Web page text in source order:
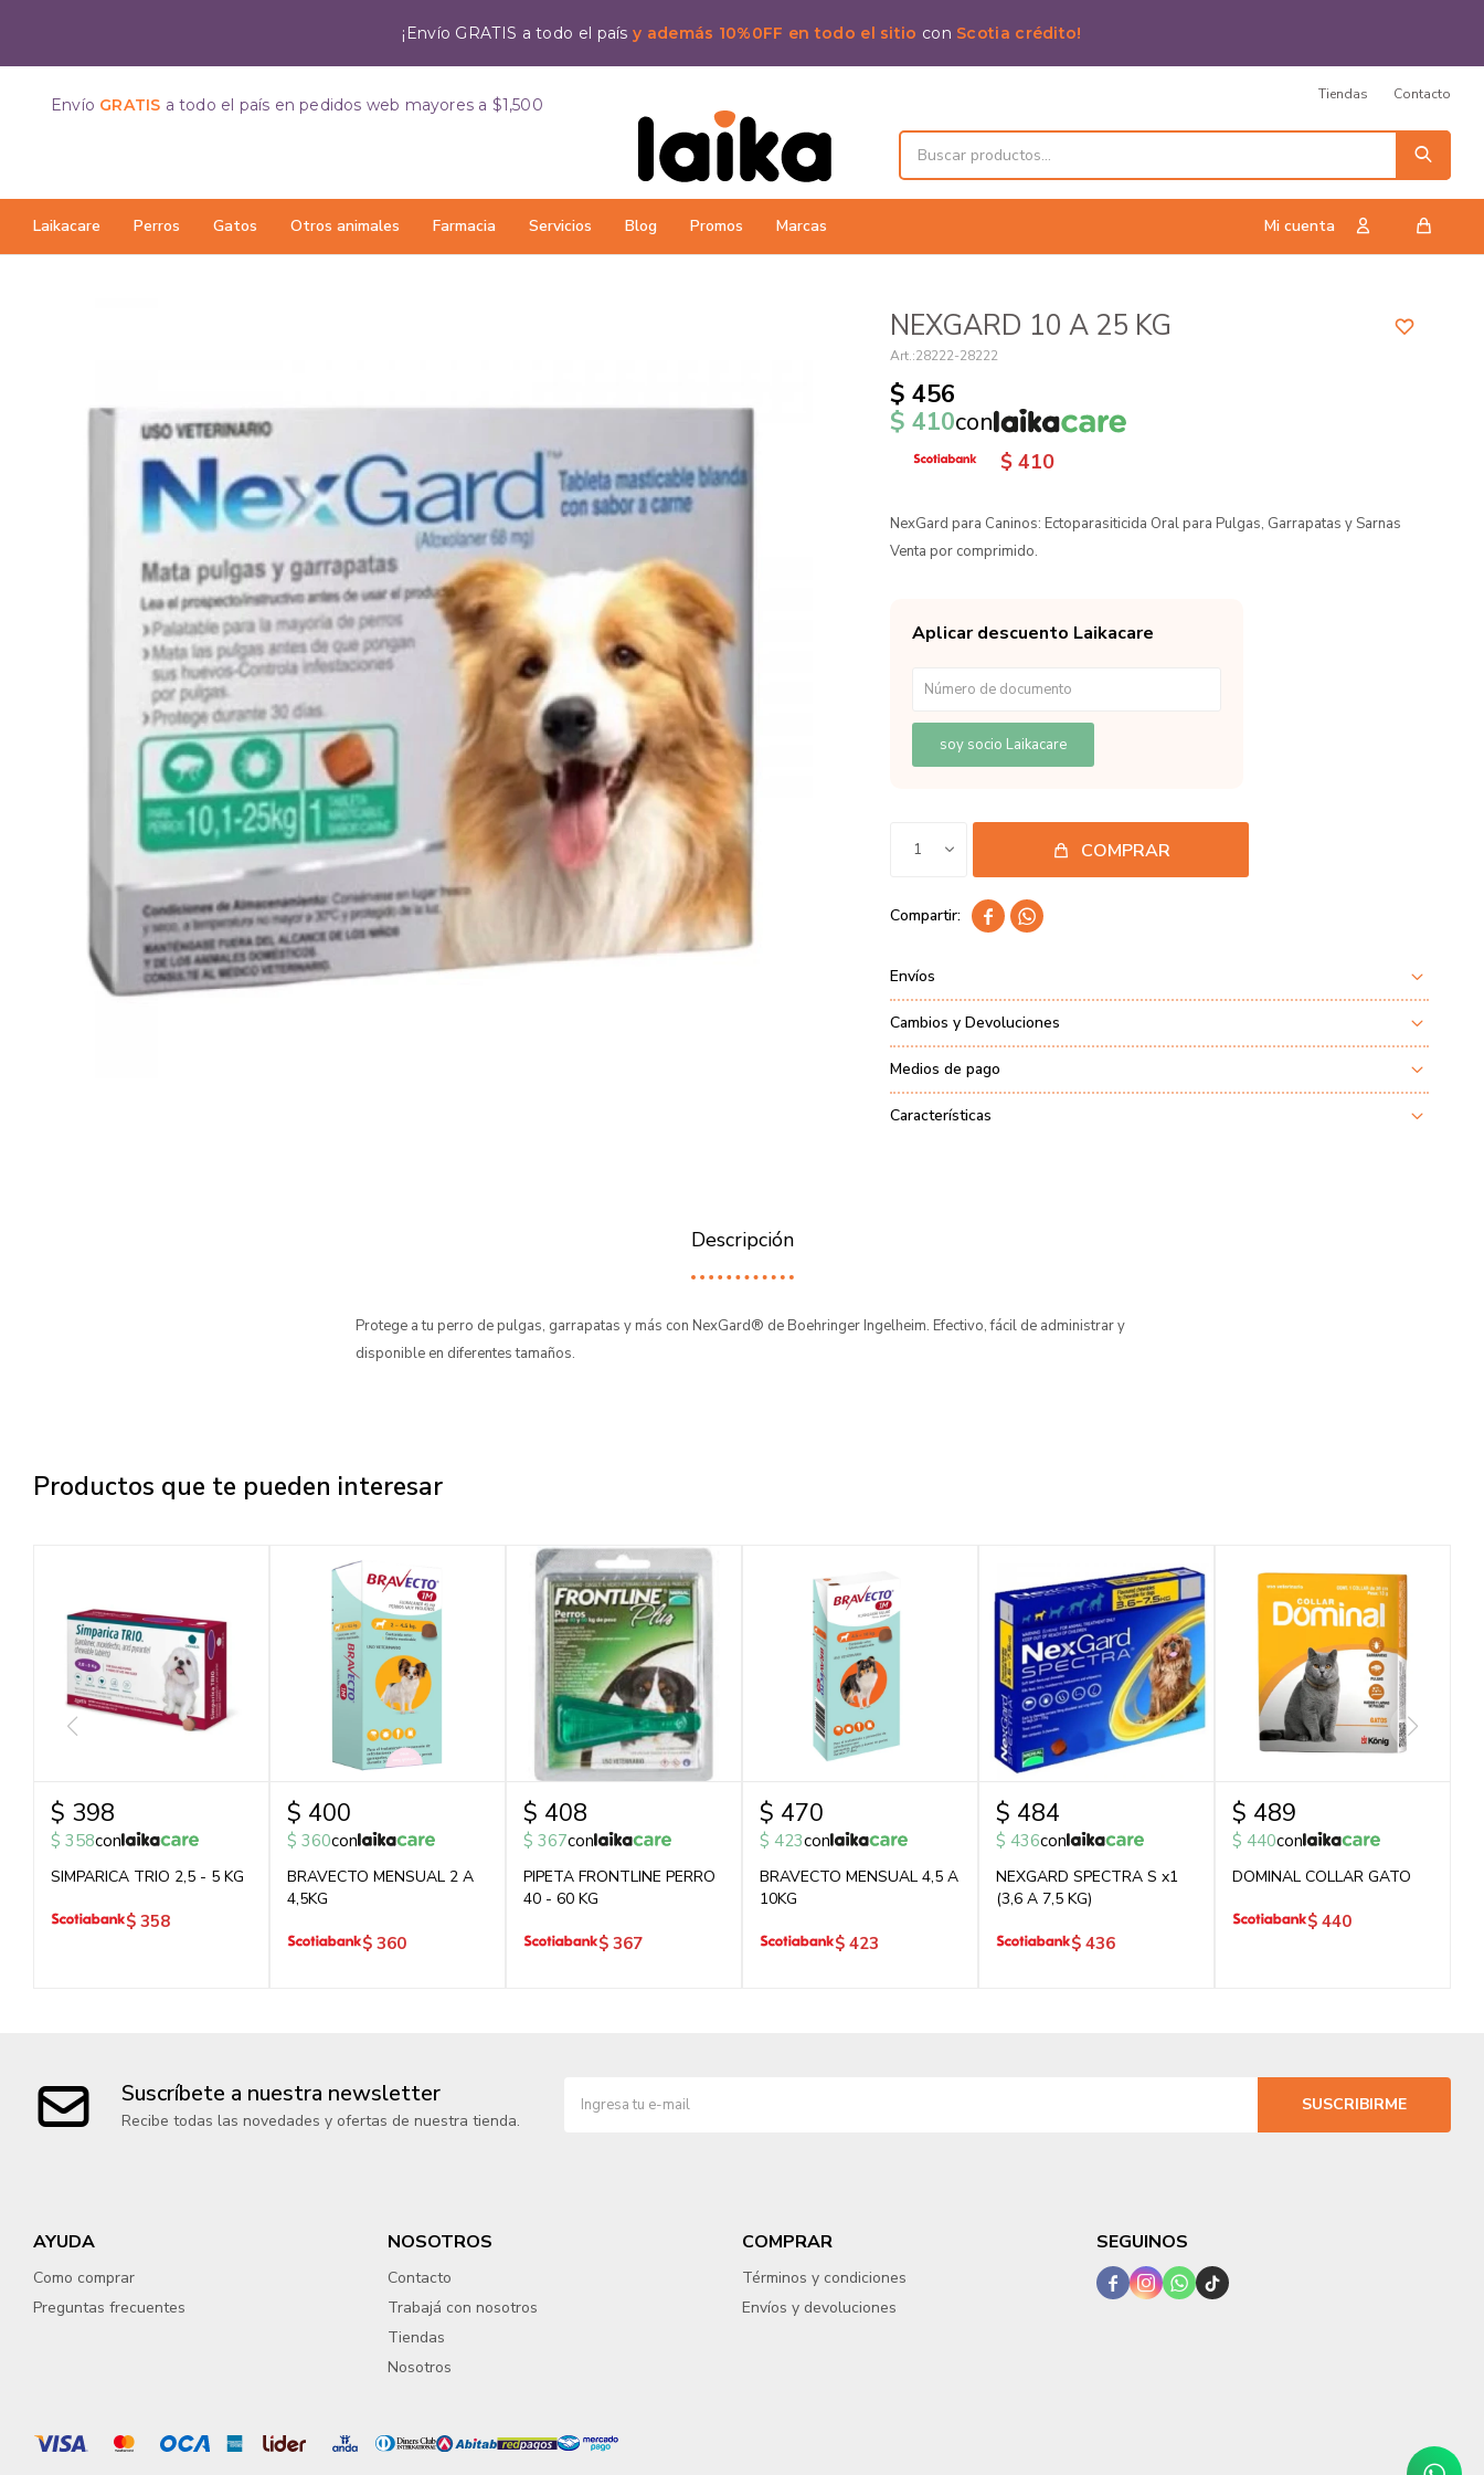
¡Envío GRATIS a todo el paísy además 10%0FF en todo el sitio con Scotia crédito!
Laikacare Perros Gatos Otros animales Farmacia Servicios Blog Promos Marcas
Envío GRATIS a todo el país en pedidos web mayores a $1,500
Tiendas Contacto
NEXGARD 10 A 25 KG
28222-28222
$ 456
$ 410con
$ 410
NexGard para Caninos: Ectoparasiticida Oral para Pulgas, Garrapatas y Sarnas
Venta por comprimido.
Aplicar descuento Laikacare
soy socio Laikacare
1 COMPRAR
 
Envíos
Cambios y Devoluciones
Medios de pago
Características
Descripción
Protege a tu perro de pulgas, garrapatas y más con NexGard® de Boehringer Ingelheim. Efectivo, fácil de administrar y
disponible en diferentes tamaños.
Productos que te pueden interesar
$ 398
$ 358con
SIMPARICA TRIO 2,5 - 5 KG
$ 358
$ 400
$ 360con
BRAVECTO MENSUAL 2 A
4,5KG
$ 360
$ 408
$ 367con
PIPETA FRONTLINE PERRO
40 - 60 KG
$ 367
$ 470
$ 423con
BRAVECTO MENSUAL 4,5 A
10KG
$ 423
$ 484
$ 436con
NEXGARD SPECTRA S x1
(3,6 A 7,5 KG)
$ 436
$ 489
$ 440con
DOMINAL COLLAR GATO
$ 440
Suscríbete a nuestra newsletter
Recibe todas las novedades y ofertas de nuestra tienda.
SUSCRIBIRME
AYUDA
Como comprar
Preguntas frecuentes
NOSOTROS
Contacto
Trabajá con nosotros
Tiendas
Nosotros
COMPRAR
Términos y condiciones
Envíos y devoluciones
SEGUINOS
   